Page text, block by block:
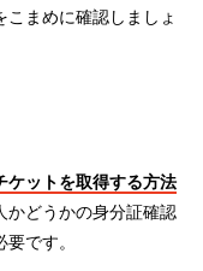
まめに確認しましょ
ケットを取得する方法
かどうかの身分証確認
です。